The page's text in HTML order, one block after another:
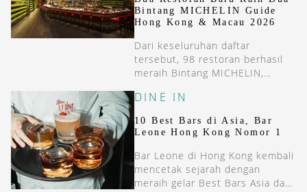
Bintang MICHELIN Guide
Hong Kong & Macau 2026
Dari keseluruhan daftar
tersebut, 98 restoran berhasil
meraih Bintang MICHELIN,
Hong Kong dan 21 di Makau.
DINE IN
10 Best Bars di Asia, Bar
Leone Hong Kong Nomor 1
Bar Leone di Hong Kong kembali
mencetak sejarah dengan
meraih gelar Best Bars Asia dan